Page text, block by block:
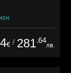
€ / 281.64
лв.